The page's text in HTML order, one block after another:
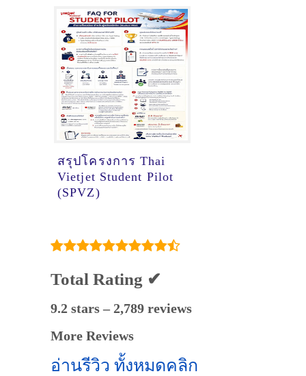
สรุปโครงการ Thai
Vietjet Student Pilot
(SPVZ)
Total Rating ✔
9.2 stars – 2,789 reviews
More Reviews
อ่านรีวิว ทั้งหมดคลิก